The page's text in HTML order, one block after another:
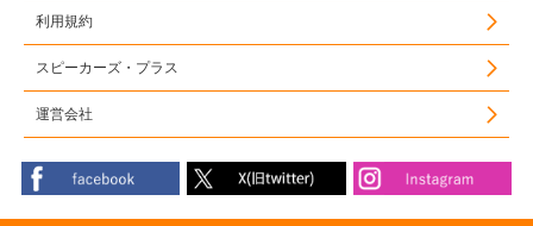
利用規約
スピーカーズ・プラス
運営会社